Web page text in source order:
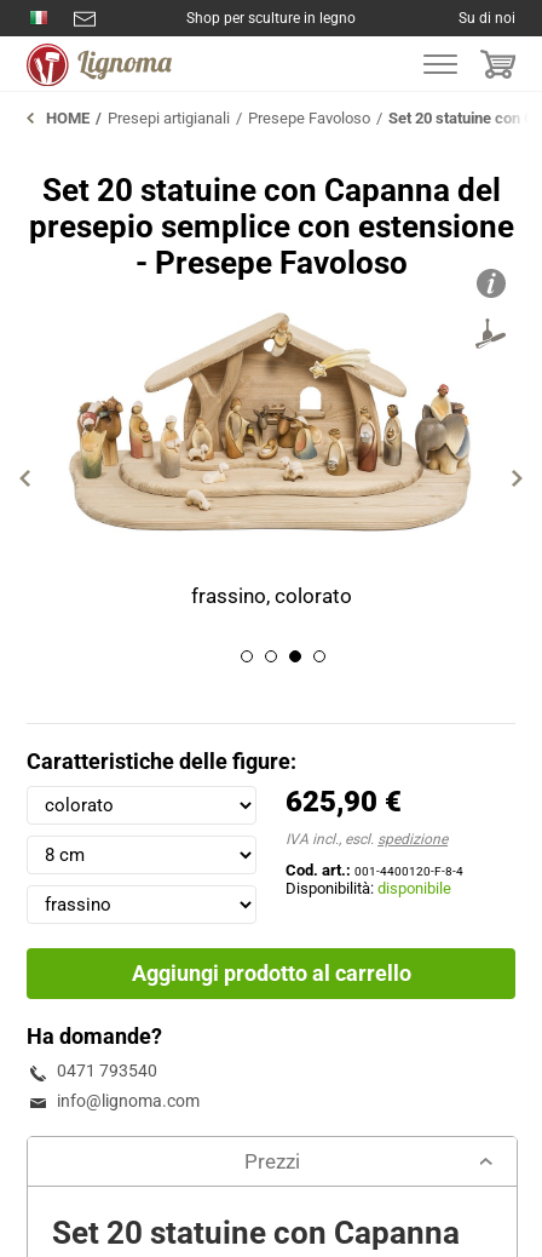
Shop per sculture in legno Su di noi
HOME Presepi artigianali Presepe Favoloso Set 20 statuine con
frassino, colorato
Set 20 statuine con Capanna del
presepio semplice con estensione
- Presepe Favoloso
Caratteristiche delle figure:
625,90 €
IVA incl., escl. spedizione
Cod. art.: 001-4400120-F-8-4
Disponibilità:disponibile
Aggiungi prodotto al carrello
Ha domande?
0471 793540
info@lignoma.com
Prezzi
Set 20 statuine con Capanna